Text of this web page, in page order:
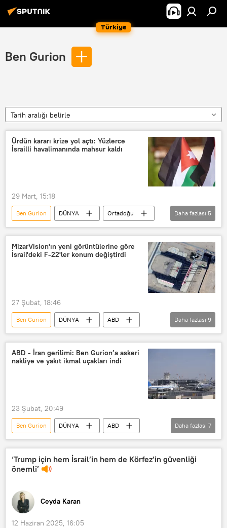
Türkiye
Ben Gurion
Tarih aralığı belirle
Ürdün kararı krize yol açtı: Yüzlerce
İsrailli havalimanında mahsur kaldı
29 Mart, 15:18
Ben Gurion DÜNYA
Ortadoğu
İsrail
Akabe
Ürdün
Arkia
Yediot Aharonot
Daha fazlası 5
MizarVision'ın yeni görüntülerine göre
İsrail'deki F-22'ler konum değiştirdi
27 Şubat, 18:46
Ben Gurion DÜNYA
ABD
İsrail
İran
F-22
F-15
RC-135
Mike Huckabee
İsrail Büyükelçiliği
ABD
Daha fazlası 9
ABD - İran gerilimi: Ben Gurion’a askeri
nakliye ve yakıt ikmal uçakları indi
23 Şubat, 20:49
Ben Gurion DÜNYA
ABD
Ortadoğu
İran
Savaş
Savaş Bakanlığı
ABD Savaş Bakanlığı
Savaş uçağı
Daha fazlası 7
‘Trump için hem İsrail’in hem de Körfez’in güvenliği
önemli’
Ceyda Karan
12 Haziran 2025, 16:05